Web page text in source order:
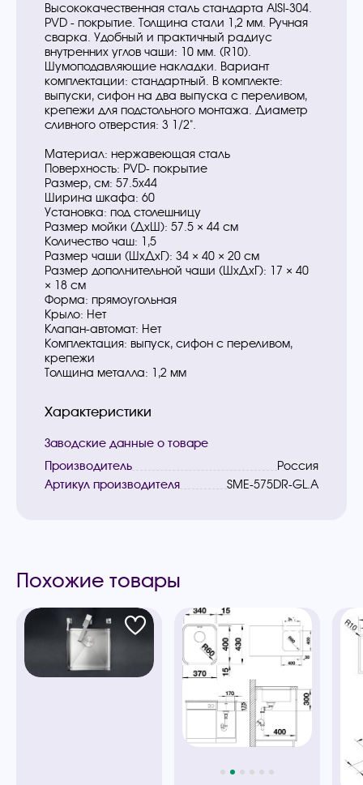
Высококачественная сталь стандарта AISI-304.
РVD - покрытие. Толщина стали 1,2 мм. Ручная
сварка. Удобный и практичный радиус
внутренних углов чаши: 10 мм. (R10).
Шумоподавляющие накладки. Вариант
комплектации: стандартный. В комплекте:
выпуски, сифон на два выпуска с переливом,
крепежи для подстольного монтажа. Диаметр
сливного отверстия: 3 1/2".
Материал: нержавеющая сталь
Поверхность: PVD- покрытие
Размер, см: 57.5x44
Ширина шкафа: 60
Установка: под столешницу
Размер мойки (ДхШ): 57.5 × 44 см
Количество чаш: 1,5
Размер чаши (ШхДхГ): 34 × 40 × 20 см
Размер дополнительной чаши (ШхДхГ): 17 × 40
× 18 см
Форма: прямоугольная
Крыло: Нет
Клапан-автомат: Нет
Комплектация: выпуск, сифон с переливом,
крепежи
Толщина металла: 1,2 мм
Характеристики
Заводские данные о товаре
Производитель
Россия
Артикул производителя
SME-575DR-GL.A
Похожие товары